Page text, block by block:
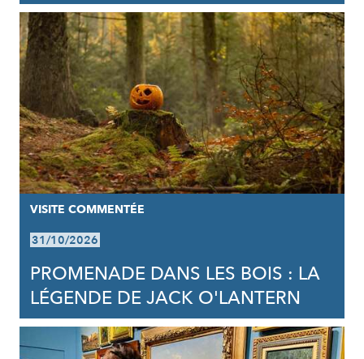
VISITE COMMENTÉE
31/10/2026
PROMENADE DANS LES BOIS : LA
LÉGENDE DE JACK O'LANTERN